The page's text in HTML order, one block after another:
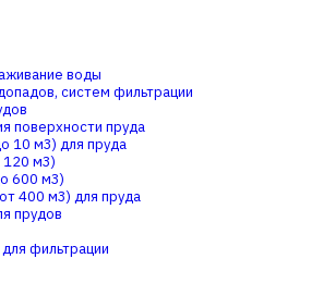
воды
систем фильтрации
поверхности пруда
10 м3) для пруда
120 м3)
600 м3)
400 м3) для пруда
прудов
фильтрации